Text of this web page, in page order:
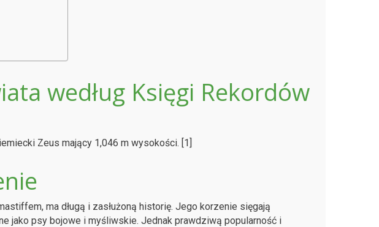
według Księgi Rekordów
Zeus mający 1,046 m wysokości. [1]
ma długą i zasłużoną historię. Jego korzenie sięgają
jako psy bojowe i myśliwskie. Jednak prawdziwą popularność i